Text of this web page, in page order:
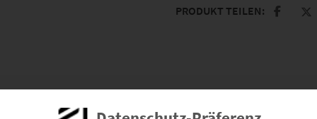
PRODUKT TEILEN: